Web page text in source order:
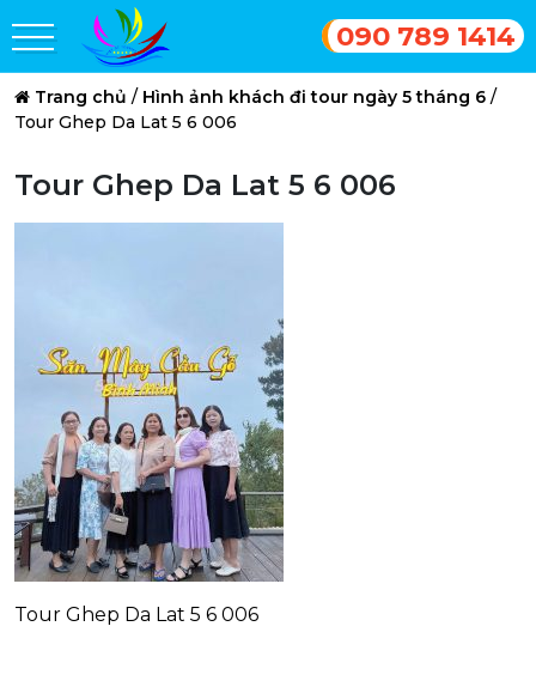
090 789 1414
Trang chủ / Hình ảnh khách đi tour ngày 5 tháng 6 /
Tour Ghep Da Lat 5 6 006
Tour Ghep Da Lat 5 6 006
Tour Ghep Da Lat 5 6 006